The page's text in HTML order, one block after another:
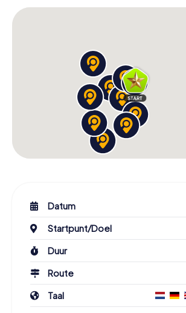
Datum
Startpunt/Doel
Duur
Route
Taal